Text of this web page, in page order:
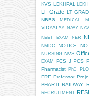
KVS LEKHPAL
LT Grade LT
MBBS
MEDICAL
VIDYALAY NAVY
NEET EXAM NER
NMDC
NOTICE
NURSING NVS
EXAM
PCS J PCS
Pharmacist PhD
PRE Professor
BHARTI
RAILWAY
RECRUITMENT